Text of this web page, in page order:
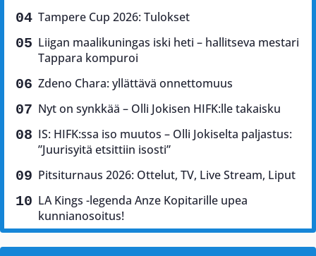
Tampere Cup 2026: Tulokset
Liigan maalikuningas iski heti – hallitseva mestari
Tappara kompuroi
Zdeno Chara: yllättävä onnettomuus
Nyt on synkkää – Olli Jokisen HIFK:lle takaisku
IS: HIFK:ssa iso muutos – Olli Jokiselta paljastus:
”Juurisyitä etsittiin isosti”
Pitsiturnaus 2026: Ottelut, TV, Live Stream, Liput
LA Kings -legenda Anze Kopitarille upea
kunnianosoitus!